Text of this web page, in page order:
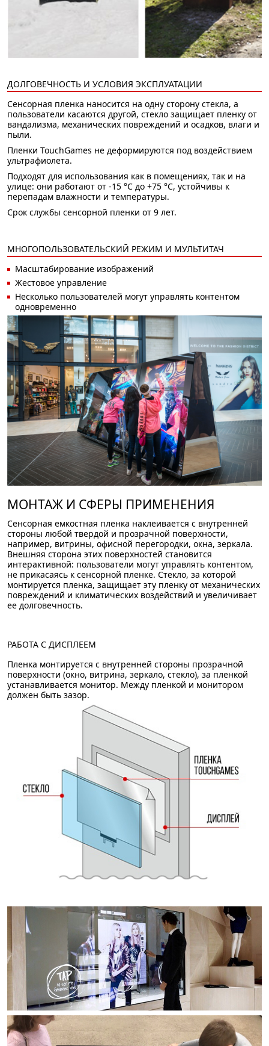
ДОЛГОВЕЧНОСТЬ И УСЛОВИЯ ЭКСПЛУАТАЦИИ
Сенсорная пленка наносится на одну сторону стекла, а
пользователи касаются другой, стекло защищает пленку от
вандализма, механических повреждений и осадков, влаги и
пыли.
Пленки TouchGames не деформируются под воздействием
ультрафиолета.
Подходят для использования как в помещениях, так и на
улице: они работают от -15 °C до +75 °C, устойчивы к
перепадам влажности и температуры.
Срок службы сенсорной пленки от 9 лет.
МНОГОПОЛЬЗОВАТЕЛЬСКИЙ РЕЖИМ И МУЛЬТИТАЧ
Масштабирование изображений
Жестовое управление
Несколько пользователей могут управлять контентом
одновременно
МОНТАЖ И СФЕРЫ ПРИМЕНЕНИЯ
Сенсорная емкостная пленка наклеивается с внутренней
стороны любой твердой и прозрачной поверхности,
например, витрины, офисной перегородки, окна, зеркала.
Внешняя сторона этих поверхностей становится
интерактивной: пользователи могут управлять контентом,
не прикасаясь к сенсорной пленке. Стекло, за которой
монтируется пленка, защищает эту пленку от механических
повреждений и климатических воздействий и увеличивает
ее долговечность.
РАБОТА С ДИСПЛЕЕМ
Пленка монтируется с внутренней стороны прозрачной
поверхности (окно, витрина, зеркало, стекло), за пленкой
устанавливается монитор. Между пленкой и монитором
должен быть зазор.